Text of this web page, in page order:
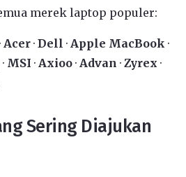
merek laptop populer:
· Acer · Dell · Apple MacBook ·
· MSI · Axioo · Advan · Zyrex ·
Sering Diajukan